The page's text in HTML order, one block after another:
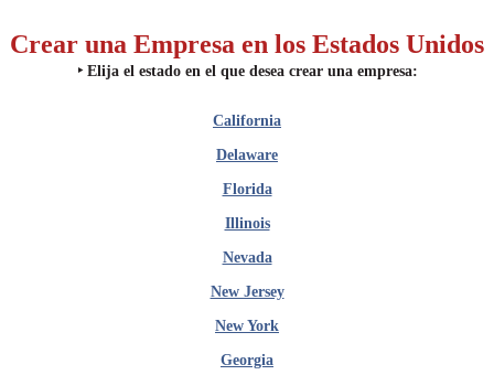
Crear una Empresa en los Estados Unidos
‣Elija el estado en el que desea crear una empresa:
California
Delaware
Florida
Illinois
Nevada
New Jersey
New York
Georgia